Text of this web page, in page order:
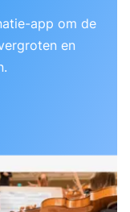
app om de
en